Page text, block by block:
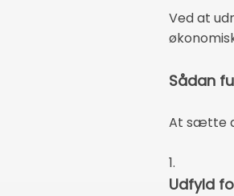
Ved at
Sådan
At sætte
1.
Udfyld